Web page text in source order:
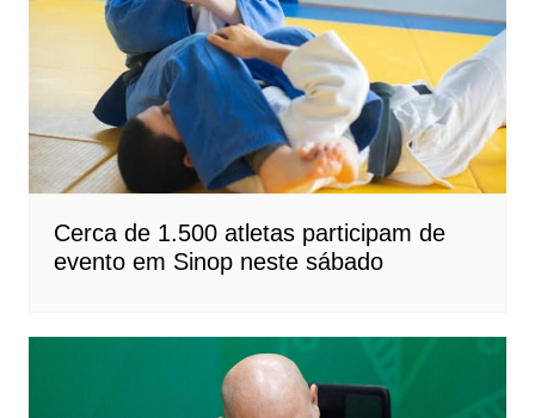
Cerca de 1.500 atletas participam de
evento em Sinop neste sábado